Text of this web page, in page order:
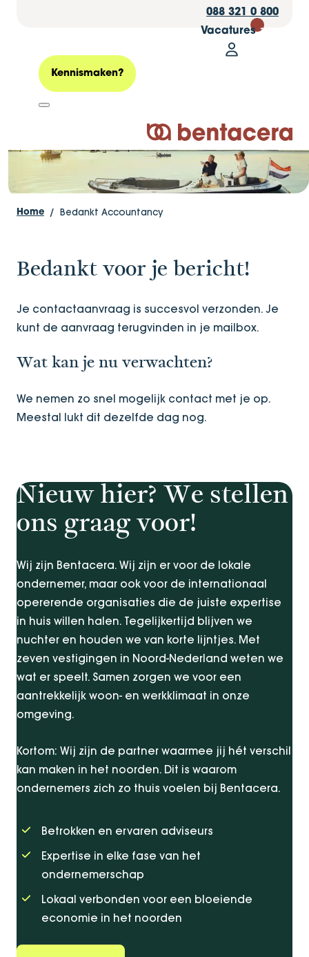
088 321 0 800
Vacatures 30
Mijn
Logo Bentacera
Kennismaken?
Bedankt!
Home Bedankt Accountancy
Bedankt voor je bericht!
Je contactaanvraag is succesvol verzonden. Je
kunt de aanvraag terugvinden in je mailbox.
Wat kan je nu verwachten?
We nemen zo snel mogelijk contact met je op.
Meestal lukt dit dezelfde dag nog.
Nieuw hier? We stellen
ons graag voor!
Wij zijn Bentacera. Wij zijn er voor de lokale
ondernemer, maar ook voor de internationaal
opererende organisaties die de juiste expertise
in huis willen halen. Tegelijkertijd blijven we
nuchter en houden we van korte lijntjes. Met
zeven vestigingen in Noord-Nederland weten we
wat er speelt. Samen zorgen we voor een
aantrekkelijk woon- en werkklimaat in onze
omgeving.
Kortom: Wij zijn de partner waarmee jij hét verschil
kan maken in het noorden. Dit is waarom
ondernemers zich zo thuis voelen bij Bentacera.
Betrokken en ervaren adviseurs
Expertise in elke fase van het
ondernemerschap
Lokaal verbonden voor een bloeiende
economie in het noorden